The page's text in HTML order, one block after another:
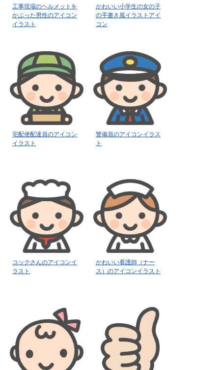
工事現場のヘルメットを
かぶった男性のアイコン
イラスト
かわいい小学生の女の子
の手書き風イラストアイ
コン
宅配便配達員のアイコン
イラスト
警備員のアイコンイラス
ト
コックさんのアイコンイ
ラスト
かわいい看護師（ナー
ス）のアイコンイラスト